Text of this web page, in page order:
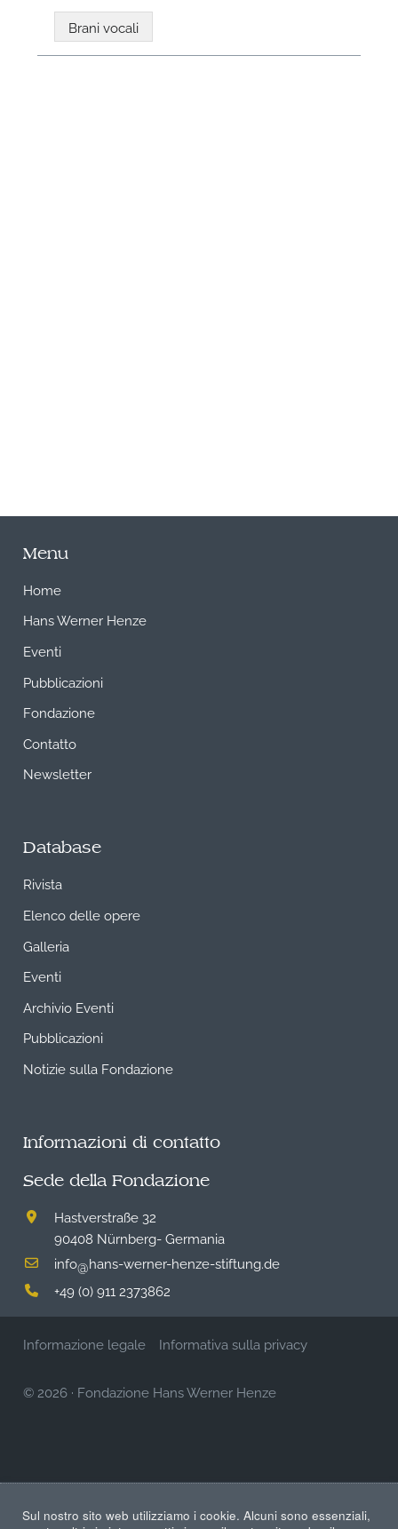
Brani vocali
Menu
Home
Hans Werner Henze
Eventi
Pubblicazioni
Fondazione
Contatto
Newsletter
Database
Rivista
Elenco delle opere
Galleria
Eventi
Archivio Eventi
Pubblicazioni
Notizie sulla Fondazione
Informazioni di contatto
Sede della Fondazione
Hastverstraße 32
90408 Nürnberg- Germania
info@hans-werner-henze-stiftung.de
+49 (0) 911 2373862
Informazione legale Informativa sulla privacy
© 2026 · Fondazione Hans Werner Henze
Sul nostro sito web utilizziamo i cookie. Alcuni sono essenziali,